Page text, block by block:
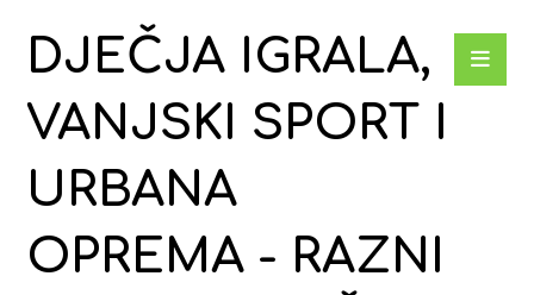
DJEČJA IGRALA,
VANJSKI SPORT I
URBANA
OPREMA - RAZNI